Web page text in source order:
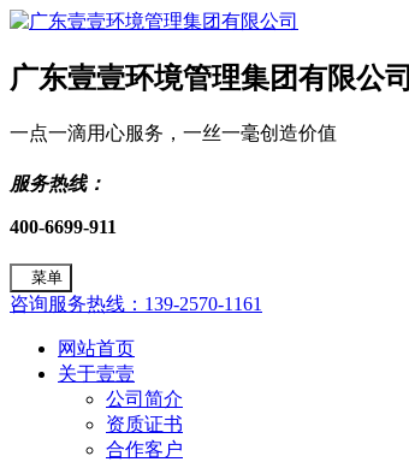
广东壹壹环境管理集团有限公司
一点一滴用心服务，一丝一毫创造价值
服务热线：
400-6699-911
菜单
咨询服务热线：139-2570-1161
网站首页
关于壹壹
公司简介
资质证书
合作客户